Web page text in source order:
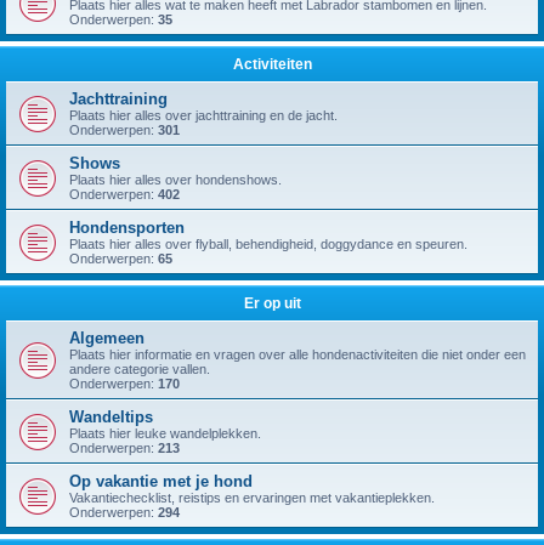
Plaats hier alles wat te maken heeft met Labrador stambomen en lijnen.
Onderwerpen: 35
Activiteiten
Jachttraining
Plaats hier alles over jachttraining en de jacht.
Onderwerpen: 301
Shows
Plaats hier alles over hondenshows.
Onderwerpen: 402
Hondensporten
Plaats hier alles over flyball, behendigheid, doggydance en speuren.
Onderwerpen: 65
Er op uit
Algemeen
Plaats hier informatie en vragen over alle hondenactiviteiten die niet onder een
andere categorie vallen.
Onderwerpen: 170
Wandeltips
Plaats hier leuke wandelplekken.
Onderwerpen: 213
Op vakantie met je hond
Vakantiechecklist, reistips en ervaringen met vakantieplekken.
Onderwerpen: 294